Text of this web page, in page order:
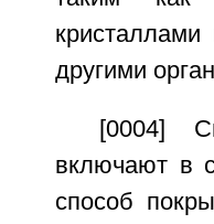
другими
[0004]
включают в
способ